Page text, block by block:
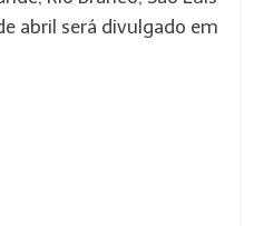
abril será divulgado em